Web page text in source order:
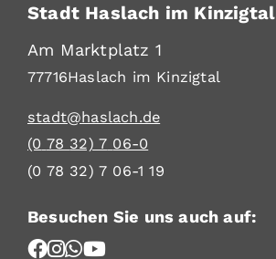
Stadt Haslach im Kinzigtal
Am Marktplatz 1
77716Haslach im Kinzigtal
stadt@haslach.de
(0 78 32) 7 06-0
(0 78 32) 7 06-1 19
Besuchen Sie uns auch auf: